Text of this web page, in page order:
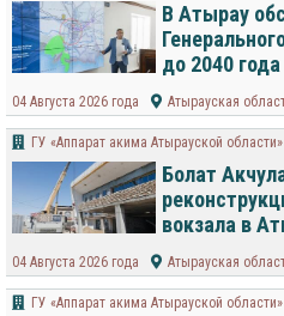
В Атырау
до 2040 года
04 Августа 2026 года Атырауская
ГУ «Аппарат акима Атырауской области»
Болат
вокзала в
04 Августа 2026 года Атырауская
ГУ «Аппарат акима Атырауской области»